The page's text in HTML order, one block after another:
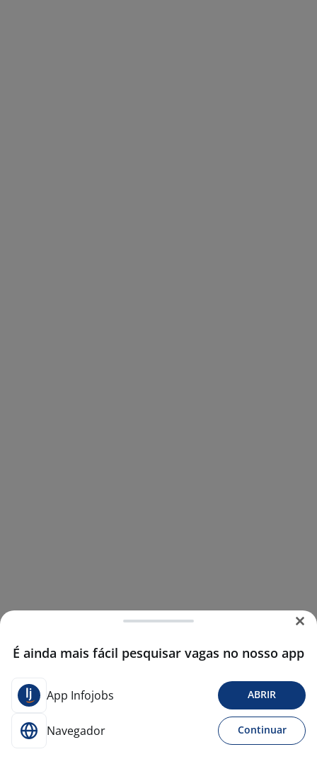
É ainda mais fácil pesquisar vagas no nosso app
App Infojobs ABRIR
Navegador Continuar